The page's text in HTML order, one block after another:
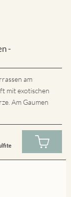
-
am
mit exotischen
Am Gaumen